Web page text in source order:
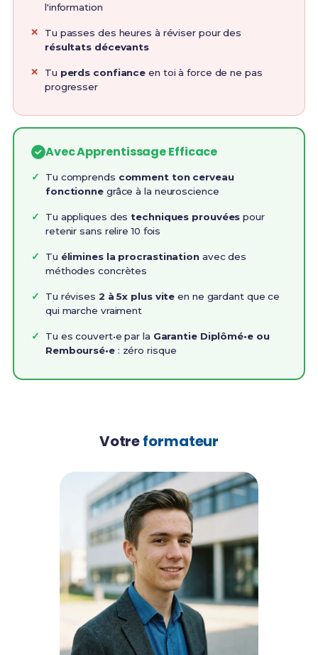
l'information
Tu passes des heures à réviser pour des
résultats décevants
Tu perds confiance en toi à force de ne pas
progresser
Avec Apprentissage Efficace
Tu comprends comment ton cerveau
fonctionnegrâce à la neuroscience
Tu appliques destechniques prouvées pour
retenir sans relire 10 fois
Tu élimines la procrastinationavec des
méthodes concrètes
Tu révises 2 à 5x plus vite en ne gardant que ce
qui marche vraiment
Tu es couvert•e par la Garantie Diplômé•e ou
Remboursé•e: zéro risque
Votreformateur